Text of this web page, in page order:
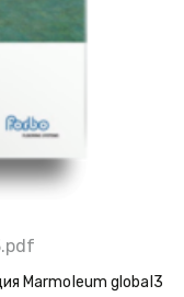
Marmoleum global3